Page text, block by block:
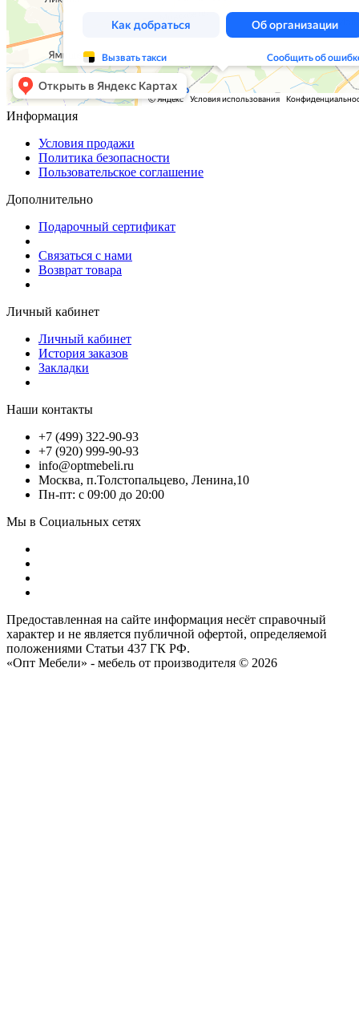
Информация
Условия продажи
Политика безопасности
Пользовательское соглашение
Дополнительно
Подарочный сертификат
Связаться с нами
Возврат товара
Личный кабинет
Личный кабинет
История заказов
Закладки
Наши контакты
+7 (499) 322-90-93
+7 (920) 999-90-93
info@optmebeli.ru
Москва, п.Толстопальцево, Ленина,10
Пн-пт: с 09:00 до 20:00
Мы в Социальных сетях
Предоставленная на сайте информация несёт справочный
характер и не является публичной офертой, определяемой
положениями Статьи 437 ГК РФ.
«Опт Мебели» - мебель от производителя © 2026